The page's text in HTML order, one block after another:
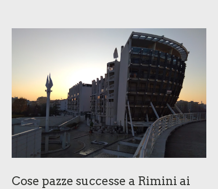
Polly. Assoluta costante di questa quarantena è stato mio
fratello al telefono. Con la scusa che non sono in ufficio (sto
lavorando part time da casa), mi chiama trentaquattro volte al
giorno, il più delle volte NON per parlare con me. Esordisce
con "Devo diffondere un messaggio a bimbe unificate", e a
niente valgono le mie proteste. Devo strapparle dai loro
dispostivi a cui sono costantemente collegate tipo macchinari
salva-v...
Cose pazze successe a Rimini ai